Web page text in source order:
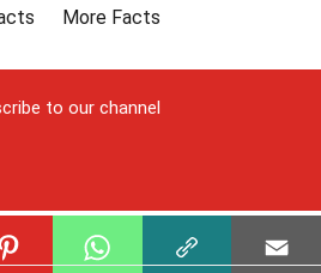
More Facts
to our channel